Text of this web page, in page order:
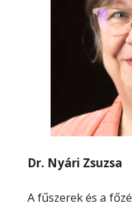
Dr. Nyári Zsuzsa
A fűszerek és a